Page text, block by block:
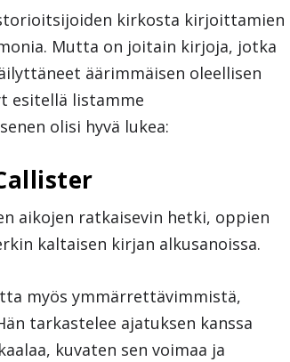
kirkosta kirjoittamien
Mutta on joitain kirjoja, jotka
äärimmäisen oleellisen
esitellä listamme
olisi hyvä lukea:
aikojen ratkaisevin hetki, oppien
kaltaisen kirjan alkusanoissa.
myös ymmärrettävimmistä,
tarkastelee ajatuksen kanssa
kuvaten sen voimaa ja